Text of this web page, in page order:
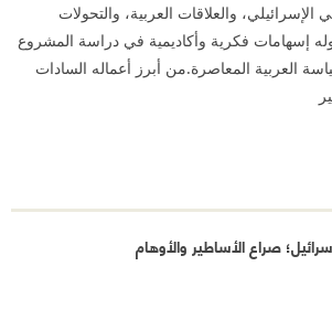
الإسرائيلي، والعلاقات العربية، والتحولات
إسهامات فكرية وأكاديمية في دراسة المشروع
العربية المعاصرة.من أبرز أعماله السادات
صراع الأساطير والأوهام